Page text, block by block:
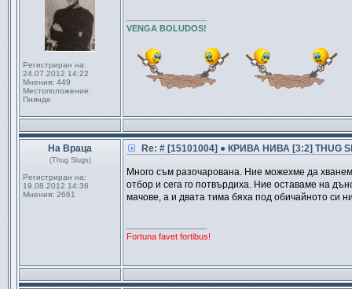
Регистриран на:
24.07.2012 14:22
Мнения: 449
Местоположение:
Пиянде
VENGA BOLUDOS!
На Враца
(Thug Slugs)
Регистриран на:
19.08.2012 14:36
Мнения: 2661
Re: # [15101004] ● КРИВА НИВА [3:2] THUG
Много съм разочарована. Ние можехме да
отбор и сега го потвърдиха. Ние оставаме на
мачове, а и двата тима бяха под обичайното си
Fortuna favet fortibus!